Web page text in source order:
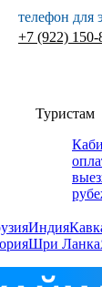
телефон для
+7 (922) 150-
Туристам
Индия
Шри Ланка